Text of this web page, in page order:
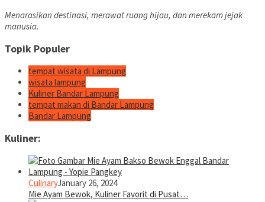
Menarasikan destinasi, merawat ruang hijau, dan merekam jejak
manusia.
Topik Populer
tempat wisata di Lampung
wisata lampung
Kuliner Bandar Lampung
tempat makan di Bandar Lampung
Bandar Lampung
Kuliner:
CulinaryJanuary 26, 2024
Mie Ayam Bewok, Kuliner Favorit di Pusat…